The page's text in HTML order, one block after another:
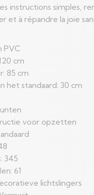
instructions simples,
et à répandre la joie
PVC
cm
85 cm
het standaard: 30 cm
voor opzetten
345
61
lichtslingers